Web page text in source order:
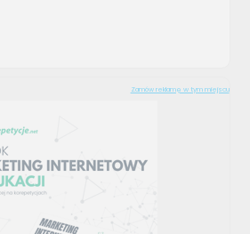
Zamów reklamę w tym miejscu